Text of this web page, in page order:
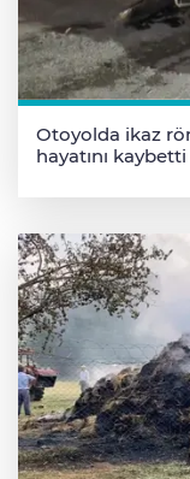
Otoyolda ikaz
hayatını kaybetti